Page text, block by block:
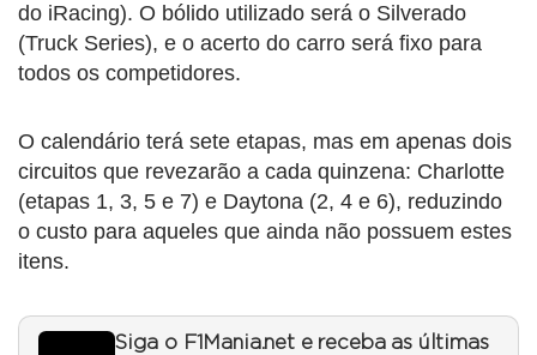
do iRacing). O bólido utilizado será o Silverado
(Truck Series), e o acerto do carro será fixo para
todos os competidores.
O calendário terá sete etapas, mas em apenas dois
circuitos que revezarão a cada quinzena: Charlotte
(etapas 1, 3, 5 e 7) e Daytona (2, 4 e 6), reduzindo
o custo para aqueles que ainda não possuem estes
itens.
Siga o F1Mania.net e receba as últimas